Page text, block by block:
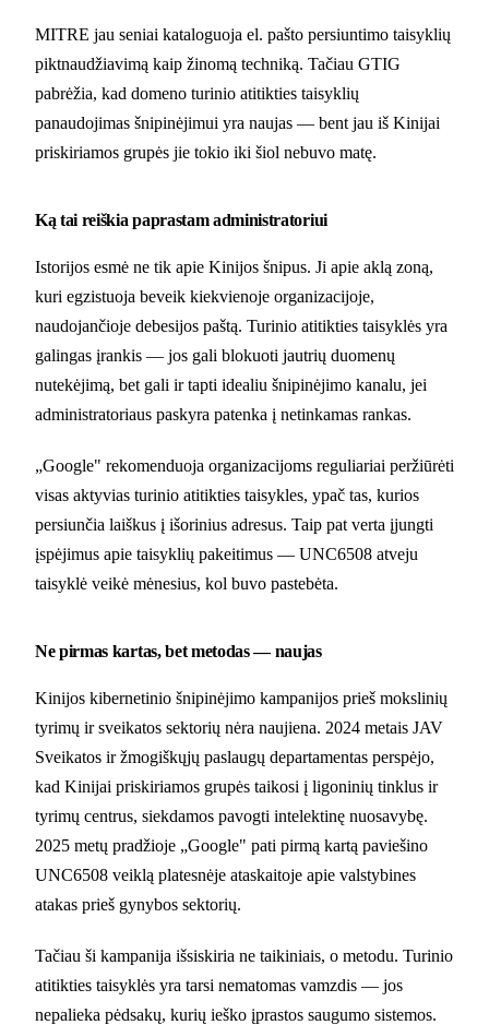
MITRE jau seniai kataloguoja el. pašto persiuntimo taisyklių
piktnaudžiavimą kaip žinomą techniką. Tačiau GTIG
pabrėžia, kad domeno turinio atitikties taisyklių
panaudojimas šnipinėjimui yra naujas — bent jau iš Kinijai
priskiriamos grupės jie tokio iki šiol nebuvo matę.
Ką tai reiškia paprastam administratoriui
Istorijos esmė ne tik apie Kinijos šnipus. Ji apie aklą zoną,
kuri egzistuoja beveik kiekvienoje organizacijoje,
naudojančioje debesijos paštą. Turinio atitikties taisyklės yra
galingas įrankis — jos gali blokuoti jautrių duomenų
nutekėjimą, bet gali ir tapti idealiu šnipinėjimo kanalu, jei
administratoriaus paskyra patenka į netinkamas rankas.
„Google" rekomenduoja organizacijoms reguliariai peržiūrėti
visas aktyvias turinio atitikties taisykles, ypač tas, kurios
persiunčia laiškus į išorinius adresus. Taip pat verta įjungti
įspėjimus apie taisyklių pakeitimus — UNC6508 atveju
taisyklė veikė mėnesius, kol buvo pastebėta.
Ne pirmas kartas, bet metodas — naujas
Kinijos kibernetinio šnipinėjimo kampanijos prieš mokslinių
tyrimų ir sveikatos sektorių nėra naujiena. 2024 metais JAV
Sveikatos ir žmogiškųjų paslaugų departamentas perspėjo,
kad Kinijai priskiriamos grupės taikosi į ligoninių tinklus ir
tyrimų centrus, siekdamos pavogti intelektinę nuosavybę.
2025 metų pradžioje „Google" pati pirmą kartą paviešino
UNC6508 veiklą platesnėje ataskaitoje apie valstybines
atakas prieš gynybos sektorių.
Tačiau ši kampanija išsiskiria ne taikiniais, o metodu. Turinio
atitikties taisyklės yra tarsi nematomas vamzdis — jos
nepalieka pėdsakų, kurių ieško įprastos saugumo sistemos.